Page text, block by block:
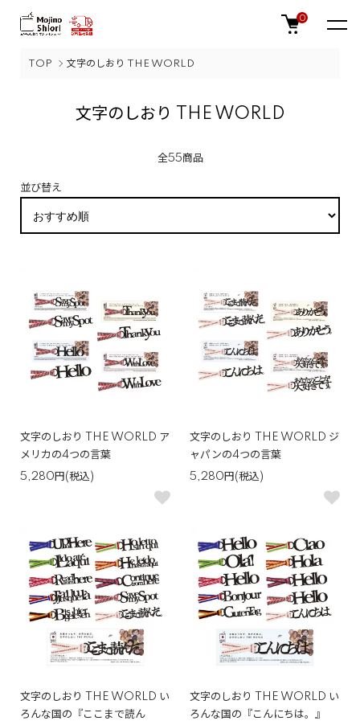
0
TOP 文字のしおり THE WORLD
文字のしおり THE WORLD
全55商品
並び替え
文字のしおり THE WORLD ア
メリカの4つの言葉
5,280円(税込)
文字のしおり THE WORLD ジ
ャパンの4つの言葉
5,280円(税込)
文字のしおり THE WORLD い
ろんな国の『ここまで読ん
文字のしおり THE WORLD い
ろんな国の『こんにちは。』